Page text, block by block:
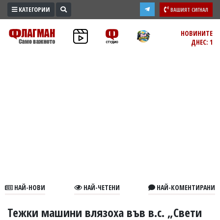
ПРОМО
ЗОНА
В
КАТЕГОРИИ ВАШИЯТ СИГНАЛ
НОВИНИТЕ
ДНЕС: 1
НАЙ-НОВИ НАЙ-ЧЕТЕНИ НАЙ-КОМЕНТИРАНИ
Тежки машини влязоха във в.с. „Свети